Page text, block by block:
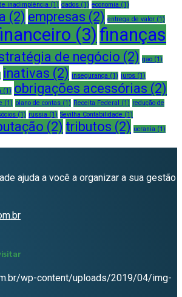
inadimplência (1) dados (1) economia (1)
(2) empresas (2) entrega de valor (1)
(3)finanças
de negócio (2) gao (1)
inativas (2) insegurança (1) juros (1)
(1) obrigações acessórias (2)
(1) plano de contas (1) Receita Federal (1) redução de
(1) russia (1) Sevilha Contabilidade (1)
(2) tributos (2) ucrania (1)
ajuda a você a organizar a sua gestão